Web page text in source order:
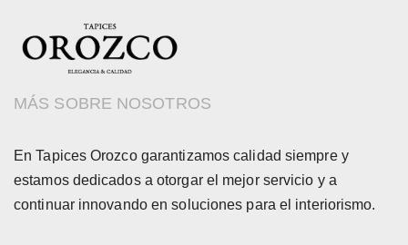
MÁS SOBRE NOSOTROS
En Tapices Orozco garantizamos calidad siempre y
estamos dedicados a otorgar el mejor servicio y a
continuar innovando en soluciones para el interiorismo.